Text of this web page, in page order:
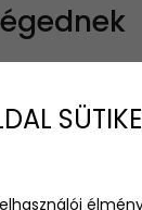
okoz, de közös
közös